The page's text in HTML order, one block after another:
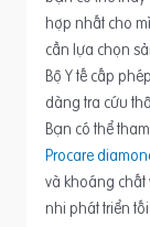
hợp nhất cho
cần lựa chọn
Bộ Y tế cấp
dàng tra cứu
Bạn có thể
Procare
và khoáng
nhi phát triển